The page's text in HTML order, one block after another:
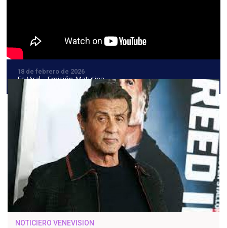
18 de febrero de 2026
Es Viral - Emisión Matutina
NOTICIERO VENEVISION